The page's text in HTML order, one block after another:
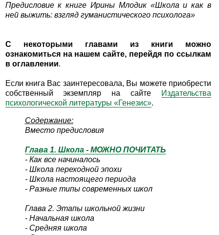
Предисловие к книге Ирины Млодик «Школа и как в
ней выжить: взгляд гуманистического психолога»
С некоторыми главами из книги можно
ознакомиться на нашем сайте, перейдя по ссылкам
в оглавлении.
Если книга Вас заинтересовала, Вы можете приобрести
собственный экземпляр на сайте
Издательства
психологической литературы «Генезис».
Содержание:
Вместо предисловия
Глава 1. Школа - МОЖНО ПОЧИТАТЬ
- Как все начиналось
- Школа переходной эпохи
- Школа настоящего периода
- Разные типы современных школ
Глава 2. Этапы школьной жизни
- Начальная школа
- Средняя школа